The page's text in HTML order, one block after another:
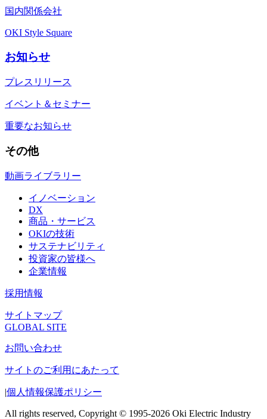
国内関係会社
OKI Style Square
お知らせ
プレスリリース
イベント＆セミナー
重要なお知らせ
その他
動画ライブラリー
イノベーション
DX
商品・サービス
OKIの技術
サステナビリティ
投資家の皆様へ
企業情報
採用情報
サイトマップ
GLOBAL SITE
お問い合わせ
サイトのご利用にあたって
|個人情報保護ポリシー
All rights reserved, Copyright © 1995-2026 Oki Electric Industry